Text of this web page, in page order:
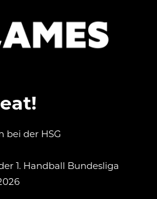
bei der HSG
1. Handball Bundesliga